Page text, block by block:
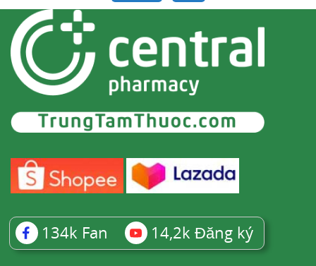
134k Fan 14,2k Đăng ký